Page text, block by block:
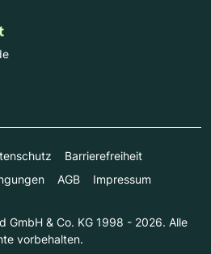
Barrierefreiheit
AGB Impressum
& Co. KG 1998 - 2026. Alle
vorbehalten.